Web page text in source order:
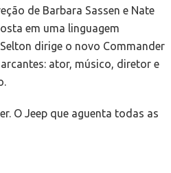
de Barbara Sassen e Nate
em uma linguagem
dirige o novo Commander
ator, músico, diretor e
O Jeep que aguenta todas as